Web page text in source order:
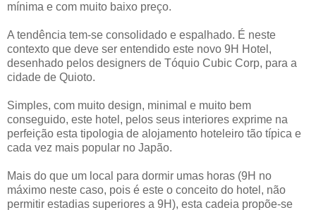
mínima e com muito baixo preço.
A tendência tem-se consolidado e espalhado. É neste
contexto que deve ser entendido este novo 9H Hotel,
desenhado pelos designers de Tóquio Cubic Corp, para a
cidade de Quioto.
Simples, com muito design, minimal e muito bem
conseguido, este hotel, pelos seus interiores exprime na
perfeição esta tipologia de alojamento hoteleiro tão típica e
cada vez mais popular no Japão.
Mais do que um local para dormir umas horas (9H no
máximo neste caso, pois é este o conceito do hotel, não
permitir estadias superiores a 9H), esta cadeia propõe-se